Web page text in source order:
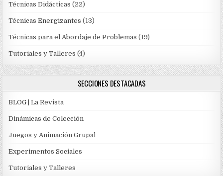
Técnicas Didácticas (22)
Técnicas Energizantes (13)
Técnicas para el Abordaje de Problemas (19)
Tutoriales y Talleres (4)
SECCIONES DESTACADAS
BLOG | La Revista
Dinámicas de Colección
Juegos y Animación Grupal
Experimentos Sociales
Tutoriales y Talleres